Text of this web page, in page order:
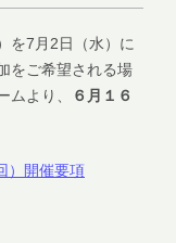
を7月2日（水）に
をご希望される場
より、
６月１６
）開催要項